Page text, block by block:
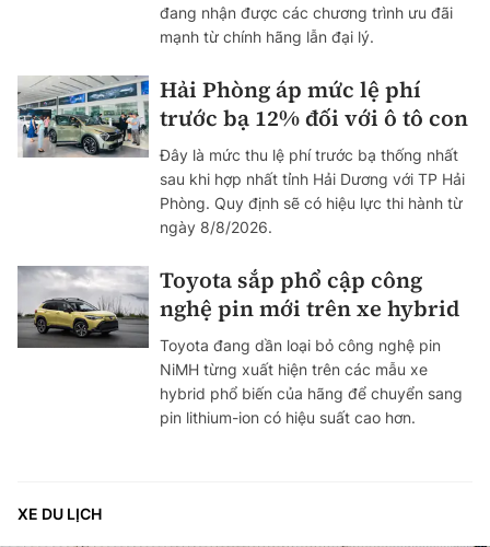
đang nhận được các chương trình ưu đãi
mạnh từ chính hãng lẫn đại lý.
Hải Phòng áp mức lệ phí
trước bạ 12% đối với ô tô con
Đây là mức thu lệ phí trước bạ thống nhất
sau khi hợp nhất tỉnh Hải Dương với TP Hải
Phòng. Quy định sẽ có hiệu lực thi hành từ
ngày 8/8/2026.
Toyota sắp phổ cập công
nghệ pin mới trên xe hybrid
Toyota đang dần loại bỏ công nghệ pin
NiMH từng xuất hiện trên các mẫu xe
hybrid phổ biến của hãng để chuyển sang
pin lithium-ion có hiệu suất cao hơn.
XE DU LỊCH